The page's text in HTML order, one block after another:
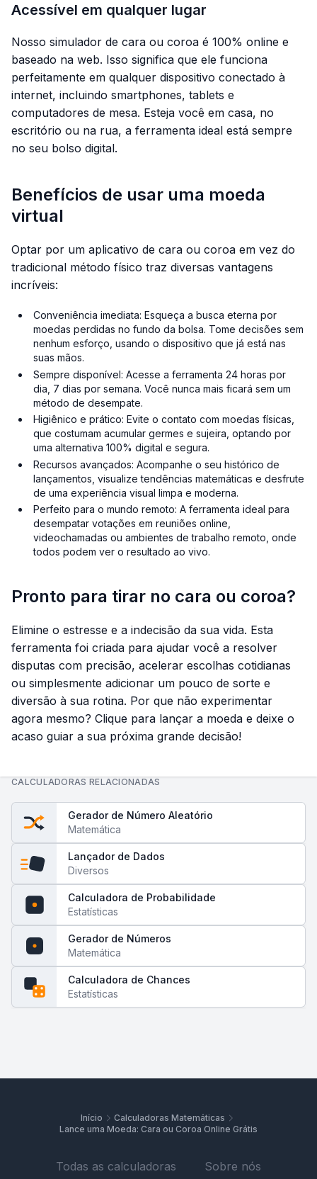
Acessível em qualquer lugar
Nosso simulador de cara ou coroa é 100% online e
baseado na web. Isso significa que ele funciona
perfeitamente em qualquer dispositivo conectado à
internet, incluindo smartphones, tablets e
computadores de mesa. Esteja você em casa, no
escritório ou na rua, a ferramenta ideal está sempre
no seu bolso digital.
Benefícios de usar uma moeda
virtual
Optar por um aplicativo de cara ou coroa em vez do
tradicional método físico traz diversas vantagens
incríveis:
Conveniência imediata: Esqueça a busca eterna por
moedas perdidas no fundo da bolsa. Tome decisões sem
nenhum esforço, usando o dispositivo que já está nas
suas mãos.
Sempre disponível: Acesse a ferramenta 24 horas por
dia, 7 dias por semana. Você nunca mais ficará sem um
método de desempate.
Higiênico e prático: Evite o contato com moedas físicas,
que costumam acumular germes e sujeira, optando por
uma alternativa 100% digital e segura.
Recursos avançados: Acompanhe o seu histórico de
lançamentos, visualize tendências matemáticas e desfrute
de uma experiência visual limpa e moderna.
Perfeito para o mundo remoto: A ferramenta ideal para
desempatar votações em reuniões online,
videochamadas ou ambientes de trabalho remoto, onde
todos podem ver o resultado ao vivo.
Pronto para tirar no cara ou coroa?
Elimine o estresse e a indecisão da sua vida. Esta
ferramenta foi criada para ajudar você a resolver
disputas com precisão, acelerar escolhas cotidianas
ou simplesmente adicionar um pouco de sorte e
diversão à sua rotina. Por que não experimentar
agora mesmo? Clique para lançar a moeda e deixe o
acaso guiar a sua próxima grande decisão!
CALCULADORAS RELACIONADAS
Gerador de Número Aleatório
Matemática
Lançador de Dados
Diversos
Calculadora de Probabilidade
Estatísticas
Gerador de Números
Matemática
Calculadora de Chances
Estatísticas
Início
Calculadoras Matemáticas
Lance uma Moeda: Cara ou Coroa Online Grátis
Todas as calculadoras
Sobre nós